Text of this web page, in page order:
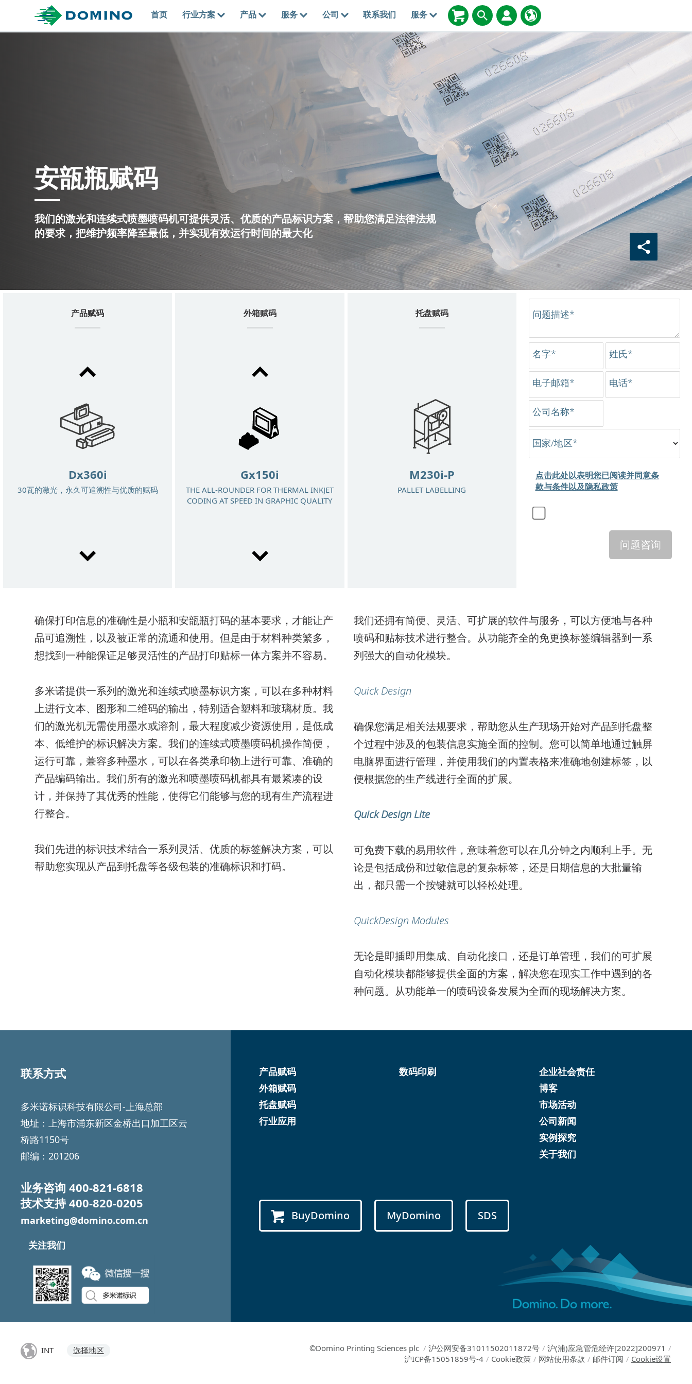
首页 行业方案 产品 服务 公司 联系我们 服务
安瓿瓶赋码
我们的激光和连续式喷墨喷码机可提供灵活、优质的产品标识方案，帮助您满足法律法规
的要求，把维护频率降至最低，并实现有效运行时间的最大化
产品赋码
Ax350i
Dx360i
30瓦的激光，永久可追溯性与优质的赋码
Dx660i
先进技术60瓦激光解决方案
Ax350i
THE REINVENTION OF INKJET PRINTING
外箱赋码
Cx350i
Gx150i
THE ALL-ROUNDER FOR THERMAL INKJET
CODING AT SPEED IN GRAPHIC QUALITY
Mx350i-T
LABELLING ON THE TOP, SIDE, OR
Cx350i
优质箱盒喷码
托盘赋码
M230i-P
PALLET LABELLING
问题描述*
名字* 姓氏*
电子邮箱* 电话*
公司名称*
国家/地区*
点击此处以表明您已阅读并同意条
款与条件以及隐私政策
问题咨询
确保打印信息的准确性是小瓶和安瓿瓶打码的基本要求，才能让产
品可追溯性，以及被正常的流通和使用。但是由于材料种类繁多，
想找到一种能保证足够灵活性的产品打印贴标一体方案并不容易。
多米诺提供一系列的激光和连续式喷墨标识方案，可以在多种材料
上进行文本、图形和二维码的输出，特别适合塑料和玻璃材质。我
们的激光机无需使用墨水或溶剂，最大程度减少资源使用，是低成
本、低维护的标识解决方案。我们的连续式喷墨喷码机操作简便，
运行可靠，兼容多种墨水，可以在各类承印物上进行可靠、准确的
产品编码输出。我们所有的激光和喷墨喷码机都具有最紧凑的设
计，并保持了其优秀的性能，使得它们能够与您的现有生产流程进
行整合。
我们先进的标识技术结合一系列灵活、优质的标签解决方案，可以
帮助您实现从产品到托盘等各级包装的准确标识和打码。
我们还拥有简便、灵活、可扩展的软件与服务，可以方便地与各种
喷码和贴标技术进行整合。从功能齐全的免更换标签编辑器到一系
列强大的自动化模块。
Quick Design
确保您满足相关法规要求，帮助您从生产现场开始对产品到托盘整
个过程中涉及的包装信息实施全面的控制。您可以简单地通过触屏
电脑界面进行管理，并使用我们的内置表格来准确地创建标签，以
便根据您的生产线进行全面的扩展。
Quick Design Lite
可免费下载的易用软件，意味着您可以在几分钟之内顺利上手。无
论是包括成份和过敏信息的复杂标签，还是日期信息的大批量输
出，都只需一个按键就可以轻松处理。
QuickDesign Modules
无论是即插即用集成、自动化接口，还是订单管理，我们的可扩展
自动化模块都能够提供全面的方案，解决您在现实工作中遇到的各
种问题。从功能单一的喷码设备发展为全面的现场解决方案。
联系方式
多米诺标识科技有限公司-上海总部
地址：上海市浦东新区金桥出口加工区云
桥路1150号
邮编：201206
业务咨询 400-821-6818
技术支持400-820-0205
marketing@domino.com.cn
关注我们
产品赋码
外箱赋码
托盘赋码
行业应用
数码印刷
企业社会责任
博客
市场活动
公司新闻
实例探究
关于我们
BuyDomino MyDomino SDS
INT 选择地区 ©Domino Printing Sciences plc / 沪公网安备31011502011872号 / 沪(浦)应急管危经许[2022]200971 /
沪ICP备15051859号-4 / Cookie政策 / 网站使用条款 / 邮件订阅 / Cookie设置